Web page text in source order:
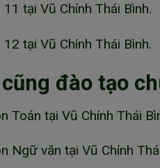
tại Vũ Chính Thái Bình.
tại Vũ Chính Thái Bình.
đào tạo
Toán tại Vũ Chính Thái
Ngữ văn tại Vũ Chính